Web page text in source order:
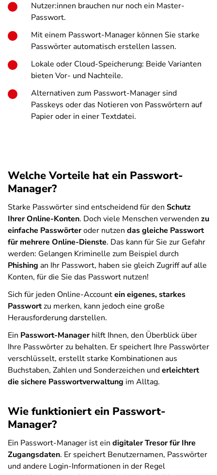
Nutzer:innen brauchen nur noch ein Master-
Passwort.
Mit einem Passwort-Manager können Sie starke
Passwörter automatisch erstellen lassen.
Lokale oder Cloud-Speicherung: Beide Varianten
bieten Vor- und Nachteile.
Alternativen zum Passwort-Manager sind
Passkeys oder das Notieren von Passwörtern auf
Papier oder in einer Textdatei.
Welche Vorteile hat ein Passwort-
Manager?
Starke Passwörter sind entscheidend für den Schutz
Ihrer Online-Konten. Doch viele Menschen verwenden zu
einfache Passwörteroder nutzen das gleiche Passwort
für mehrere Online-Dienste. Das kann für Sie zur Gefahr
werden: Gelangen Kriminelle zum Beispiel durch
Phishing an Ihr Passwort, haben sie gleich Zugriff auf alle
Konten, für die Sie das Passwort nutzen!
Sich für jeden Online-Accountein eigenes, starkes
Passwortzu merken, kann jedoch eine große
Herausforderung darstellen.
Ein Passwort-Managerhilft Ihnen, den Überblick über
Ihre Passwörter zu behalten. Er speichert Ihre Passwörter
verschlüsselt, erstellt starke Kombinationen aus
Buchstaben, Zahlen und Sonderzeichen underleichtert
die sichere Passwortverwaltung im Alltag.
Wie funktioniert ein Passwort-
Manager?
Ein Passwort-Manager ist ein digitaler Tresor für Ihre
Zugangsdaten. Er speichert Benutzernamen, Passwörter
und andere Login-Informationen in der Regel